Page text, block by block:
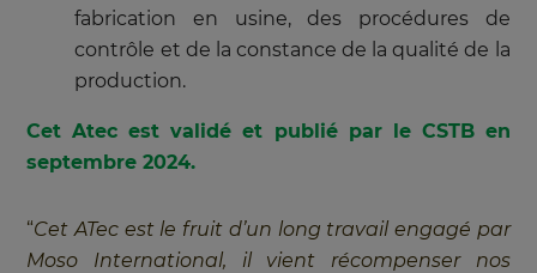
fabrication en usine, des procédures de
contrôle et de la constance de la qualité de la
production.
Cet Atec est validé et publié par le CSTB en
septembre 2024.
“Cet ATec est le fruit d’un long travail engagé par
Moso International, il vient récompenser nos